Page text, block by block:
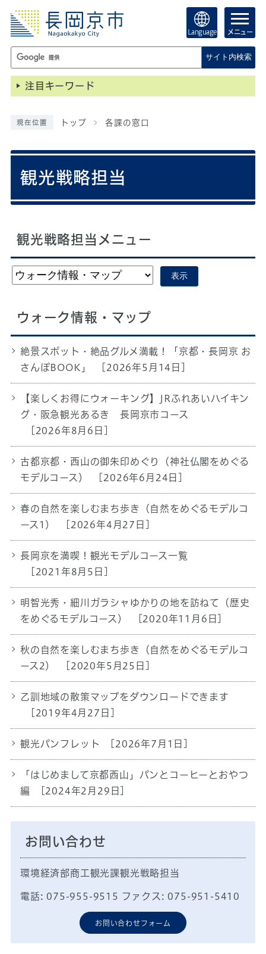
Language メニュー
サイト内検索
注目キーワード
現在位置 トップ 各課の窓口
観光戦略担当
観光戦略担当メニュー
表示
ウォーク情報・マップ
絶景スポット・絶品グルメ満載！「京都・長岡京 お
さんぽBOOK」
[2026年5月14日]
【楽しくお得にウォーキング】JRふれあいハイキン
グ・阪急観光あるき 長岡京市コース
[2026年8月6日]
古都京都・西山の御朱印めぐり（神社仏閣をめぐる
モデルコース）
[2026年6月24日]
春の自然を楽しむまち歩き（自然をめぐるモデルコ
ース1）
[2026年4月27日]
長岡京を満喫！観光モデルコース一覧
[2021年8月5日]
明智光秀・細川ガラシャゆかりの地を訪ねて（歴史
をめぐるモデルコース）
[2020年11月6日]
秋の自然を楽しむまち歩き（自然をめぐるモデルコ
ース2）
[2020年5月25日]
乙訓地域の散策マップをダウンロードできます
[2019年4月27日]
観光パンフレット [2026年7月1日]
「はじめまして京都西山」パンとコーヒーとおやつ
編
[2024年2月29日]
お問い合わせ
環境経済部商工観光課観光戦略担当
電話: 075-955-9515 ファクス: 075-951-5410
お問い合わせフォーム